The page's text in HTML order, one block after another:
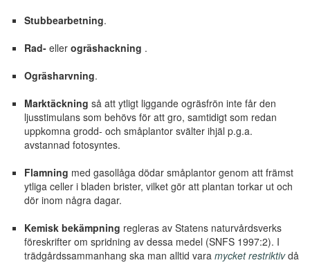
Stubbearbetning.
Rad- eller ogräshackning .
Ogräsharvning.
Marktäckning så att ytligt liggande ogräsfrön inte får den
ljusstimulans som behövs för att gro, samtidigt som redan
uppkomna grodd- och småplantor svälter ihjäl p.g.a.
avstannad fotosyntes.
Flamning med gasollåga dödar småplantor genom att främst
ytliga celler i bladen brister, vilket gör att plantan torkar ut och
dör inom några dagar.
Kemisk bekämpning regleras av Statens naturvårdsverks
föreskrifter om spridning av dessa medel (SNFS 1997:2). I
trädgårdssammanhang ska man alltid vara mycket restriktivdå